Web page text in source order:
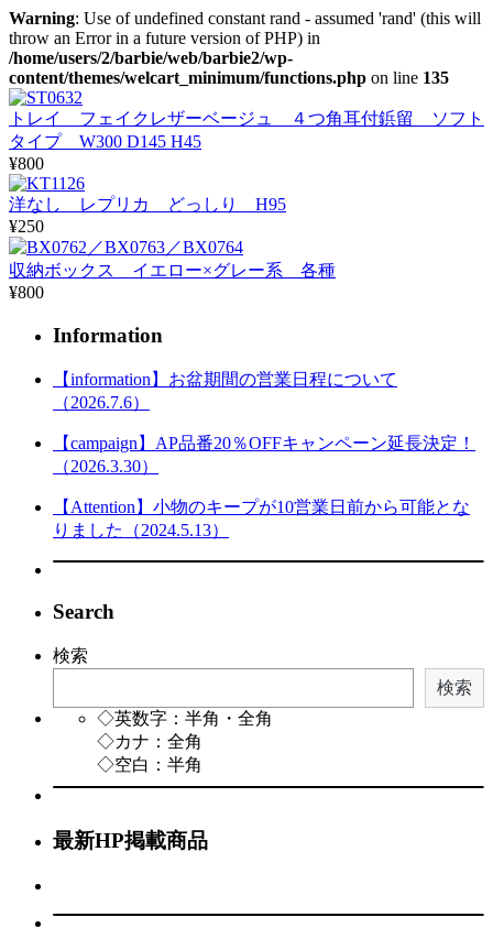
Warning: Use of undefined constant rand - assumed 'rand' (this will
throw an Error in a future version of PHP) in
/home/users/2/barbie/web/barbie2/wp-
content/themes/welcart_minimum/functions.php on line 135
トレイ フェイクレザーベージュ ４つ角耳付鋲留 ソフト
タイプ W300 D145 H45
¥800
洋なし レプリカ どっしり H95
¥250
収納ボックス イエロー×グレー系 各種
¥800
Information
【information】お盆期間の営業日程について
（2026.7.6）
【campaign】AP品番20％OFFキャンペーン延長決定！
（2026.3.30）
【Attention】小物のキープが10営業日前から可能とな
りました（2024.5.13）
Search
検索
検索
◇英数字：半角・全角
◇カナ：全角
◇空白：半角
最新HP掲載商品